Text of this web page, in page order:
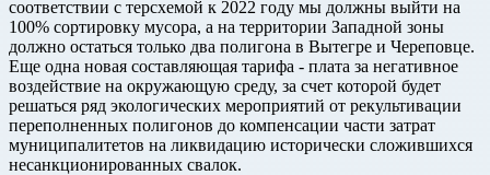
соответствии с терсхемой к 2022 году мы должны выйти на
100% сортировку мусора, а на территории Западной зоны
должно остаться только два полигона в Вытегре и Череповце.
Еще одна новая составляющая тарифа - плата за негативное
воздействие на окружающую среду, за счет которой будет
решаться ряд экологических мероприятий от рекультивации
переполненных полигонов до компенсации части затрат
муниципалитетов на ликвидацию исторически сложившихся
несанкционированных свалок.